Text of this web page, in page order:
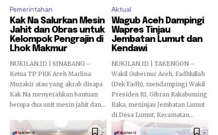
Pemerintahan
Kak Na Salurkan Mesin
Jahit dan Obras untuk
Kelompok Pengrajin di
Lhok Makmur
NUKILAN.ID | SINABANG –
Ketua TP PKK Aceh Marlina
Muzakir atau yang akrab disapa
Kak Na menyerahkan bantuan
berupa dua unit mesin jahit dan...
Aktual
Wagub Aceh Dampingi
Wapres Tinjau
Jembatan Lumut dan
Kendawi
NUKILAN.ID | TAKENGON –
Wakil Gubernur Aceh, Fadhlullah
(Dek Fadh), mendampingi Wakil
Presiden RI, Gibran Rakabuming
Raka, meninjau Jembatan Lumut
di Desa Lumut, Kecamatan...